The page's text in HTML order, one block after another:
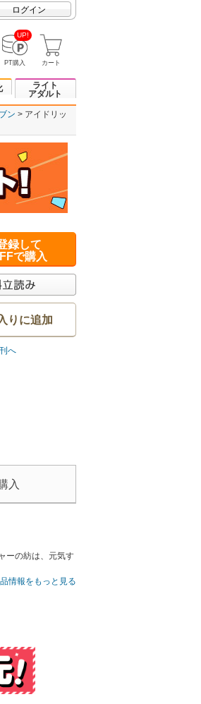
ログイン
UP!
PT購入 カート
ライト
アダルト
ン
アイドリッ
録して
で購入
りに追加
へ
入
ーの紡は、元気す
情報をもっと見る